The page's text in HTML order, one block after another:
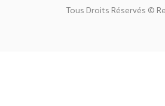
Tous Droits Réservés ©